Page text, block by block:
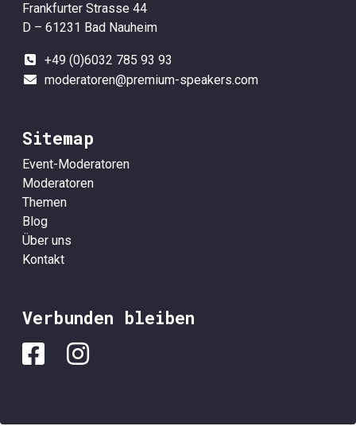
Frankfurter Strasse 44
D – 61231 Bad Nauheim
+49 (0)6032 785 93 93
moderatoren@premium-speakers.com
Sitemap
Event-Moderatoren
Moderatoren
Themen
Blog
Über uns
Kontakt
Verbunden bleiben